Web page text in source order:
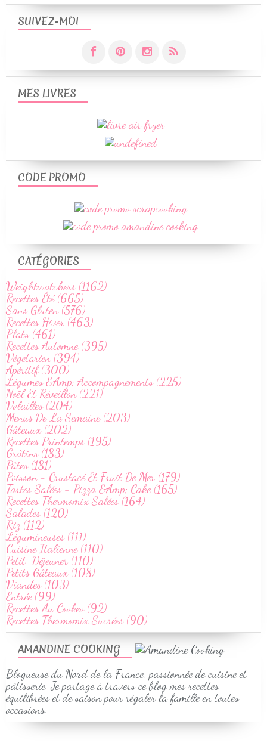
SUIVEZ-MOI
AMANDINE COOKING
Blogueuse du Nord de la France, passionnée de cuisine et
pâtisserie. Je partage à travers ce blog mes recettes
équilibrées et de saison pour régaler la famille en toutes
occasions.
CATÉGORIES
Weightwatchers (1162)
Recettes Été (665)
Sans Gluten (576)
Recettes Hiver (463)
Plats (461)
Recettes Automne (395)
Végetarien (394)
Apéritif (300)
Légumes &Amp; Accompagnements (225)
Noël Et Réveillon (221)
Volailles (204)
Menus De La Semaine (203)
Gâteaux (202)
Recettes Printemps (195)
Grâtins (183)
Pâtes (181)
Poisson - Crustacé Et Fruit De Mer (179)
Tartes Salées - Pizza &Amp; Cake (165)
Recettes Thermomix Salées (164)
Salades (120)
Riz (112)
Légumineuses (111)
Cuisine Italienne (110)
Petit-Déjeuner (110)
Petits Gâteaux (108)
Viandes (103)
Entrée (99)
Recettes Au Cookeo (92)
Recettes Thermomix Sucrées (90)
MES LIVRES
CODE PROMO